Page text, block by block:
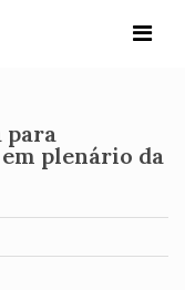
para
plenário da